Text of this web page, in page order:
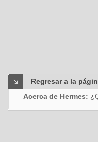
Regresar a la
Acerca de Hermes: